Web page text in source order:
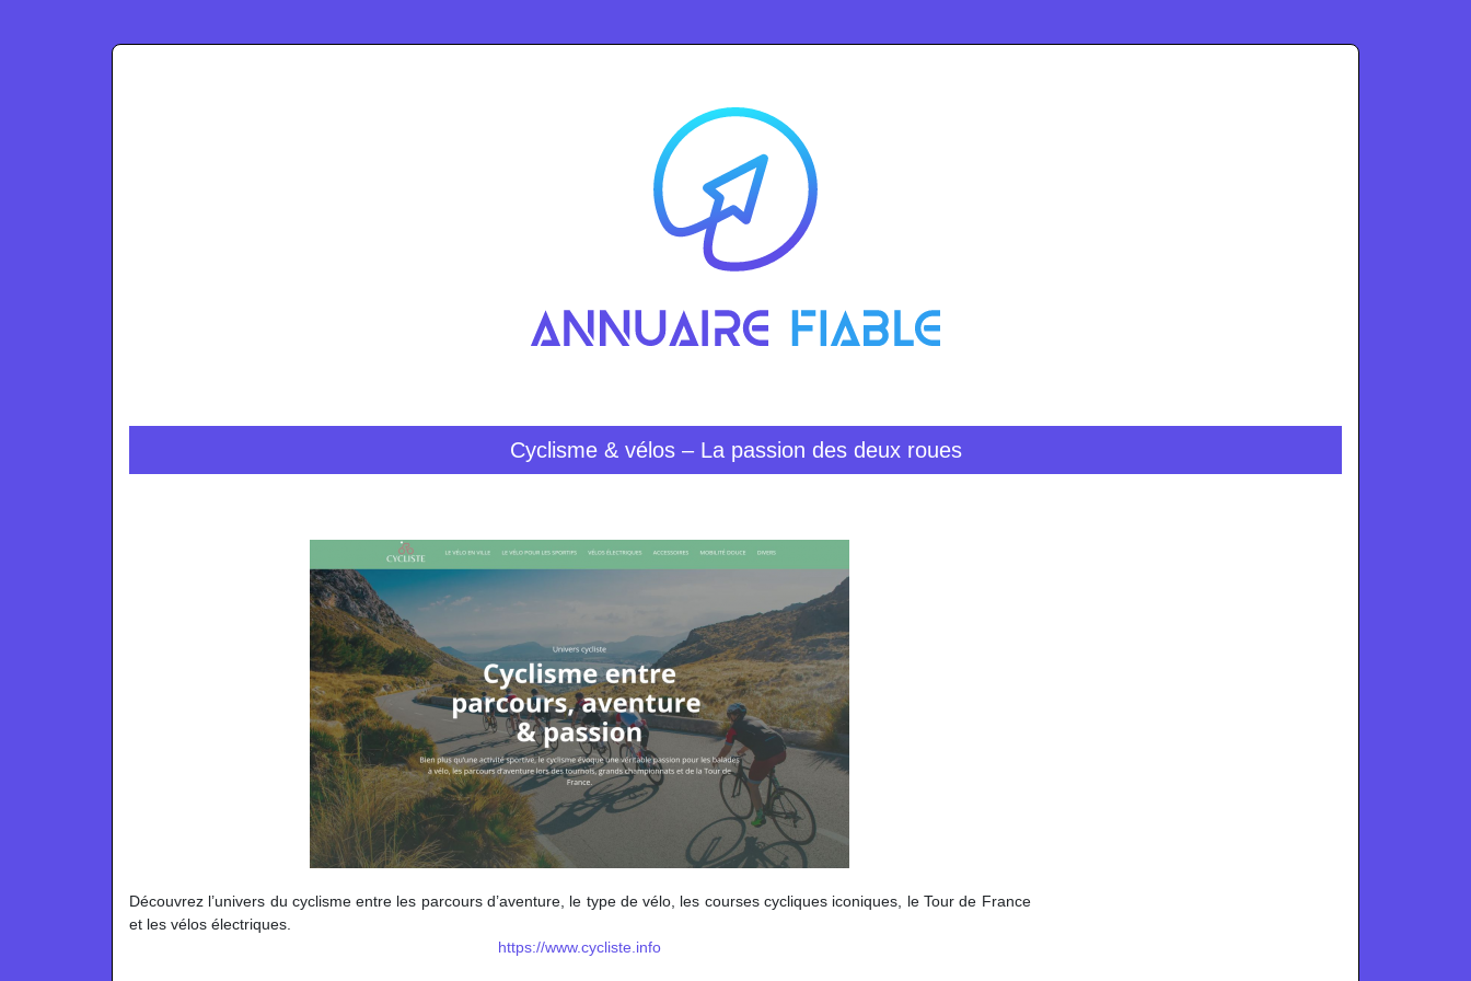
Cyclisme & vélos – La passion des deux roues
Découvrez l’univers du cyclisme entre les parcours d’aventure, le type de vélo, les courses cycliques iconiques, le Tour de France
et les vélos électriques.
https://www.cycliste.info